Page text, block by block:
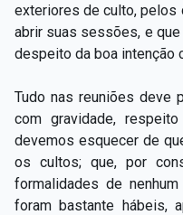
exteriores de culto, pelos
abrir suas sessões, e
despeito da boa intenção
Tudo nas reuniões deve
com gravidade,
devemos esquecer de
os cultos; que, por
formalidades de
foram bastante hábeis,